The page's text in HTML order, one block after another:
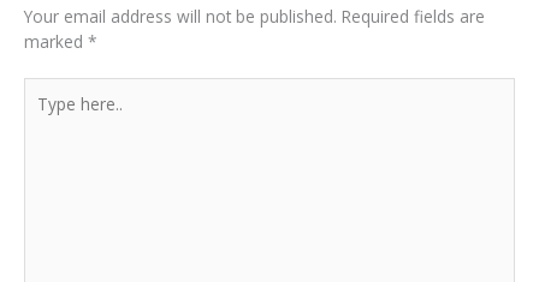
Your email address will not be published. Required fields are
marked *
here..